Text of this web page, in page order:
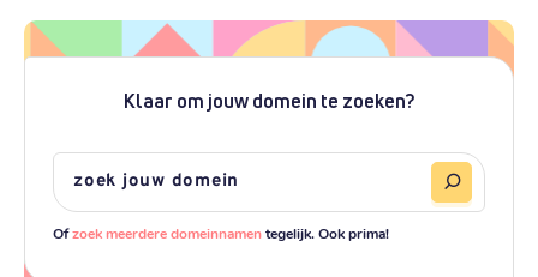
Klaar om jouw domein te zoeken?
Ofzoek meerdere domeinnamentegelijk. Ook prima!